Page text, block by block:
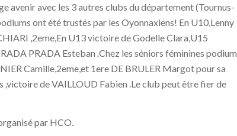
avenir avec les 3 autres clubs du département (Tournus-
ont été trustés par les Oyonnaxiens! En U10,Lenny
,2eme,En U13 victoire de Godelle Clara,U15
PRADA Esteban .Chez les séniors féminines podium
Camille,2eme,et 1ere DE BRULER Margot pour sa
de VAILLOUD Fabien .Le club peut être fier de
par HCO.